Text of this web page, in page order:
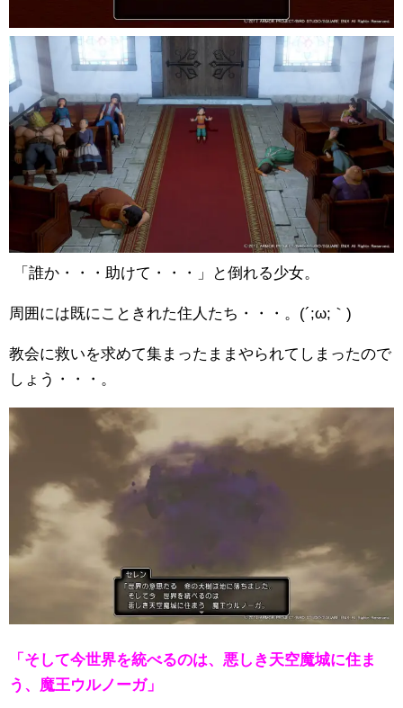
「誰か・・・助けて・・・」と倒れる少女。
周囲には既にこときれた住人たち・・・。(´;ω;｀)
教会に救いを求めて集まったままやられてしまったので
しょう・・・。
「そして今世界を統べるのは、悪しき天空魔城に住ま
う、魔王ウルノーガ」